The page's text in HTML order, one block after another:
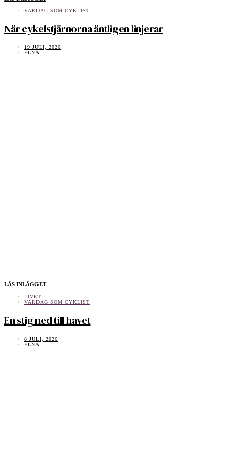
VARDAG SOM CYKLIST
När cykelstjärnorna äntligen linjerar
19 JULI, 2026
ELNA
LÄS INLÄGGET
LIVET
VARDAG SOM CYKLIST
En stig ned till havet
8 JULI, 2026
ELNA